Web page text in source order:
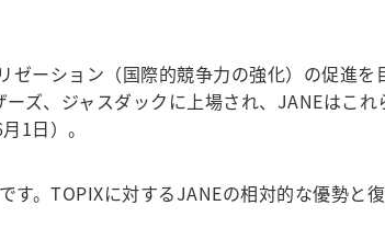
ーション（国際的競争力の強化）の促進
ズ、ジャスダックに上場され、JANEはこ
1日）。
。TOPIXに対するJANEの相対的な優勢と